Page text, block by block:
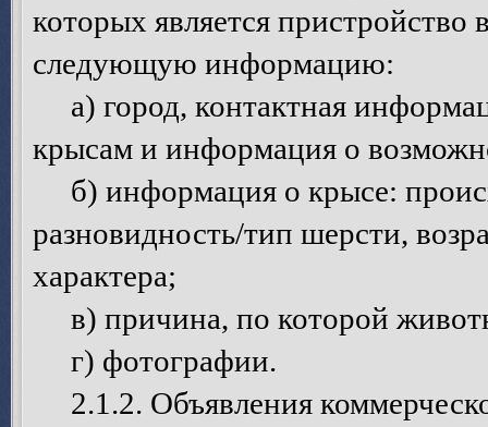
которых является
следующую информацию:
а) город, контактная
крысам и информация о
б) информация о крысе:
разновидность/тип шерсти,
характера;
в) причина, по которой
г) фотографии.
2.1.2. Объявления